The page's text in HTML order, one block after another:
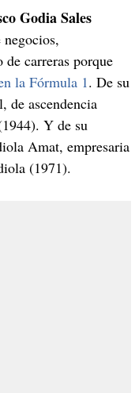
Godia Sales
carreras porque
la Fórmula 1. De su
de ascendencia
Y de su
Amat, empresaria
(1971).